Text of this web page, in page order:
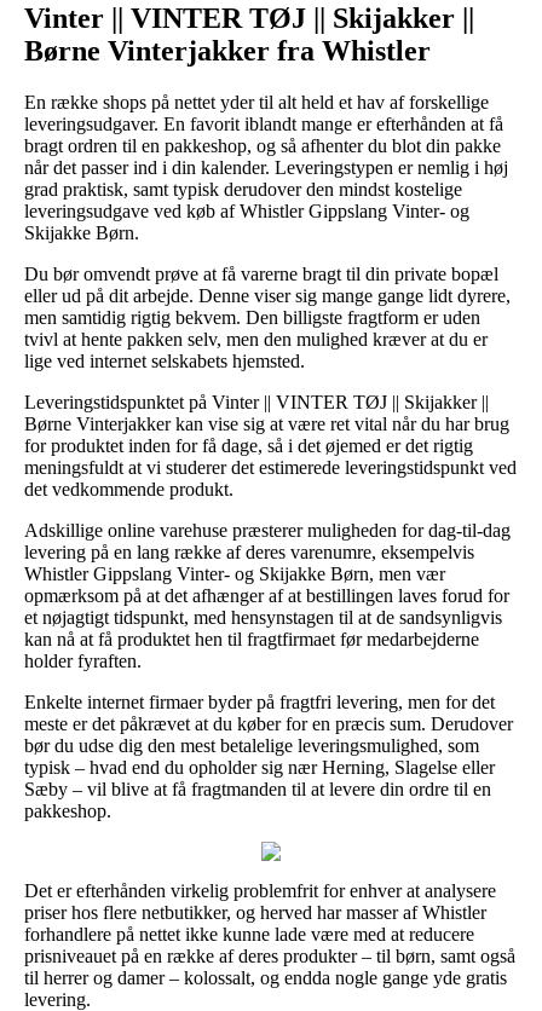
Vinter || VINTER TØJ || Skijakker ||
Børne Vinterjakker fra Whistler
En række shops på nettet yder til alt held et hav af forskellige
leveringsudgaver. En favorit iblandt mange er efterhånden at få
bragt ordren til en pakkeshop, og så afhenter du blot din pakke
når det passer ind i din kalender. Leveringstypen er nemlig i høj
grad praktisk, samt typisk derudover den mindst kostelige
leveringsudgave ved køb af Whistler Gippslang Vinter- og
Skijakke Børn.
Du bør omvendt prøve at få varerne bragt til din private bopæl
eller ud på dit arbejde. Denne viser sig mange gange lidt dyrere,
men samtidig rigtig bekvem. Den billigste fragtform er uden
tvivl at hente pakken selv, men den mulighed kræver at du er
lige ved internet selskabets hjemsted.
Leveringstidspunktet på Vinter || VINTER TØJ || Skijakker ||
Børne Vinterjakker kan vise sig at være ret vital når du har brug
for produktet inden for få dage, så i det øjemed er det rigtig
meningsfuldt at vi studerer det estimerede leveringstidspunkt ved
det vedkommende produkt.
Adskillige online varehuse præsterer muligheden for dag-til-dag
levering på en lang række af deres varenumre, eksempelvis
Whistler Gippslang Vinter- og Skijakke Børn, men vær
opmærksom på at det afhænger af at bestillingen laves forud for
et nøjagtigt tidspunkt, med hensynstagen til at de sandsynligvis
kan nå at få produktet hen til fragtfirmaet før medarbejderne
holder fyraften.
Enkelte internet firmaer byder på fragtfri levering, men for det
meste er det påkrævet at du køber for en præcis sum. Derudover
bør du udse dig den mest betalelige leveringsmulighed, som
typisk – hvad end du opholder sig nær Herning, Slagelse eller
Sæby – vil blive at få fragtmanden til at levere din ordre til en
pakkeshop.
Det er efterhånden virkelig problemfrit for enhver at analysere
priser hos flere netbutikker, og herved har masser af Whistler
forhandlere på nettet ikke kunne lade være med at reducere
prisniveauet på en række af deres produkter – til børn, samt også
til herrer og damer – kolossalt, og endda nogle gange yde gratis
levering.